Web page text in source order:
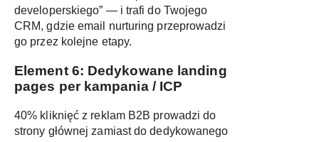
developerskiego” — i trafi do Twojego
CRM, gdzie email nurturing przeprowadzi
go przez kolejne etapy.
Element 6: Dedykowane landing
pages per kampania / ICP
40% kliknięć z reklam B2B prowadzi do
strony głównej zamiast do dedykowanego